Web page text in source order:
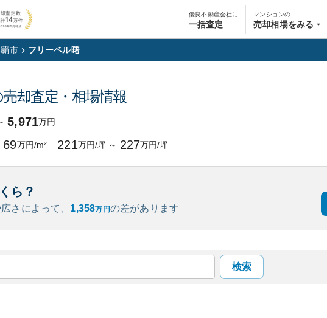
優良不動産会社に
一括査定
マンションの
売却相場をみる
市 フリーベル曙
却査定・相場情報
5,971万円
69万円/m² 221万円/坪 ～ 227万円/坪
ら？
さによって、 1,358万円の差があります
検索